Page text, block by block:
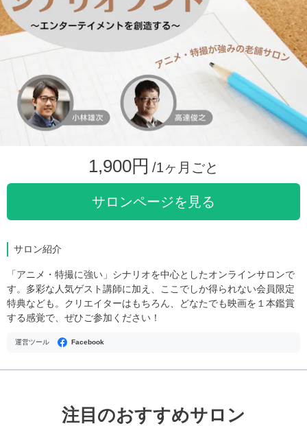
1,900円 /1ヶ月ごと
サロンページを見る
サロン紹介
「アニメ・特撮に強い」シナリオを中心としたオンラインサロンで
す。多彩な人気ゲスト講師に加え、ここでしか得られない会員限定
特典なども。クリエイターはもちろん、どなたでも映画を１本鑑賞
する感覚で、ぜひご参加ください！
運営ツール Facebook
注目のおすすめサロン